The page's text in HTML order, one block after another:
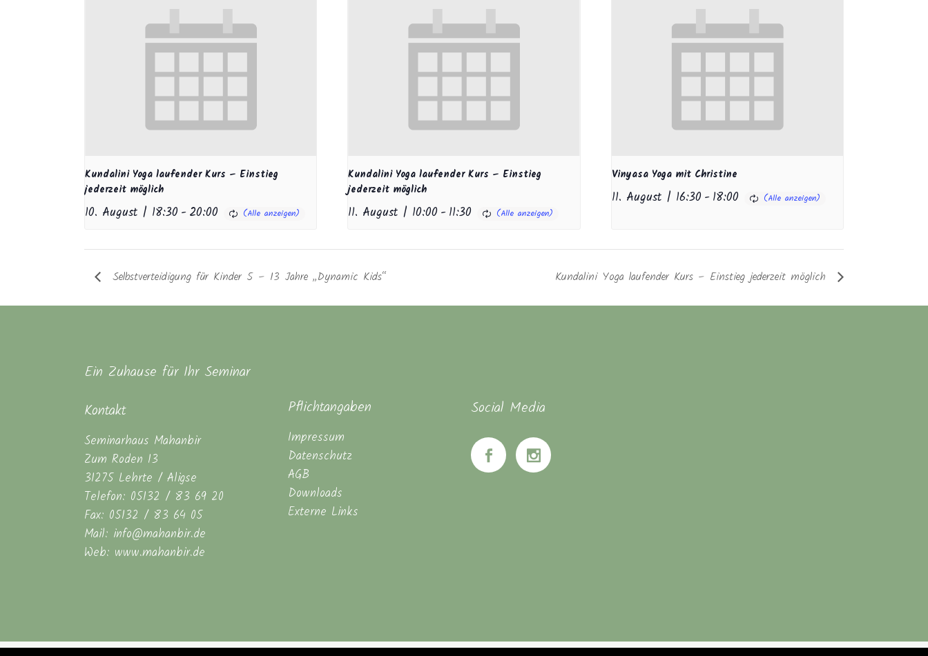
Kundalini Yoga laufender Kurs – Einstieg
jederzeit möglich
10. August | 18:30 -20:00
Kundalini Yoga laufender Kurs – Einstieg
jederzeit möglich
11. August | 10:00 -11:30
Vinyasa Yoga mit Christine
11. August | 16:30 -18:00
Selbstverteidigung für Kinder 5 – 13 Jahre „Dynamic Kids“ Kundalini Yoga laufender Kurs – Einstieg jederzeit möglich
Ein Zuhause für Ihr Seminar
Kontakt
Seminarhaus Mahanbir
Zum Roden 13
31275 Lehrte / Aligse
Telefon: 05132 / 83 69 20
Fax: 05132 / 83 64 05
Mail: info@mahanbir.de
Web: www.mahanbir.de
Pflichtangaben
Impressum
Datenschutz
AGB
Downloads
Externe Links
Social Media